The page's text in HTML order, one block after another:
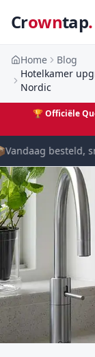
Crowntap.
Home
Blog
Hotelkamer
Nordic
🏆 Officiële
Vandaag besteld,